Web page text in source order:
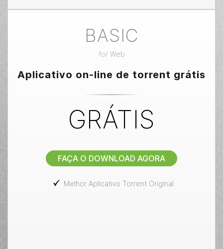
BASIC
for Web
Aplicativo on-line de torrent grátis
GRÁTIS
FAÇA O DOWNLOAD AGORA
Melhor Aplicativo Torrent Original